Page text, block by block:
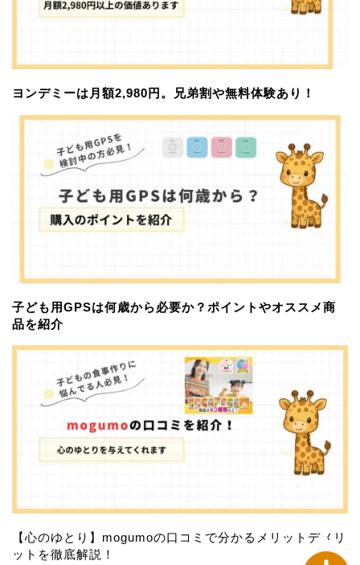
ヨンデミーは月額2,980円。兄弟割や無料体験あり！
子ども用GPSは何歳から必要か？ポイントやオススメ商
品を紹介
【心のゆとり】mogumoの口コミで分かるメリットデメリ
ットを徹底解説！
習い事
サブスクサービス
おすすめアイテム